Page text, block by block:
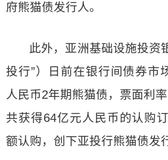
府熊猫债发行人。
此外，亚洲基础设施投资
投行”）日前在银行间债券市
人民币2年期熊猫债，票面利
共获得64亿元人民币的认购
额认购，创下亚投行熊猫债发